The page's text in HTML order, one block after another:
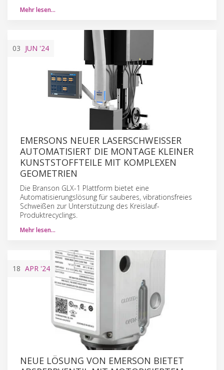
Mehr lesen…
03 JUN '24
EMERSONS NEUER LASERSCHWEISSER A
UTOMATISIERT DIE MONTAGE KLEINER K
UNSTSTOFFTEILE MIT KOMPLEXEN G
EOMETRIEN
Die Branson GLX-1 Plattform bietet eine
Automatisierungslösung für sauberes, vibrationsfreies
Schweißen zur Unterstützung des Kreislauf-
Produktrecyclings.
Mehr lesen…
18 APR '24
NEUE LÖSUNG VON EMERSON BIETET